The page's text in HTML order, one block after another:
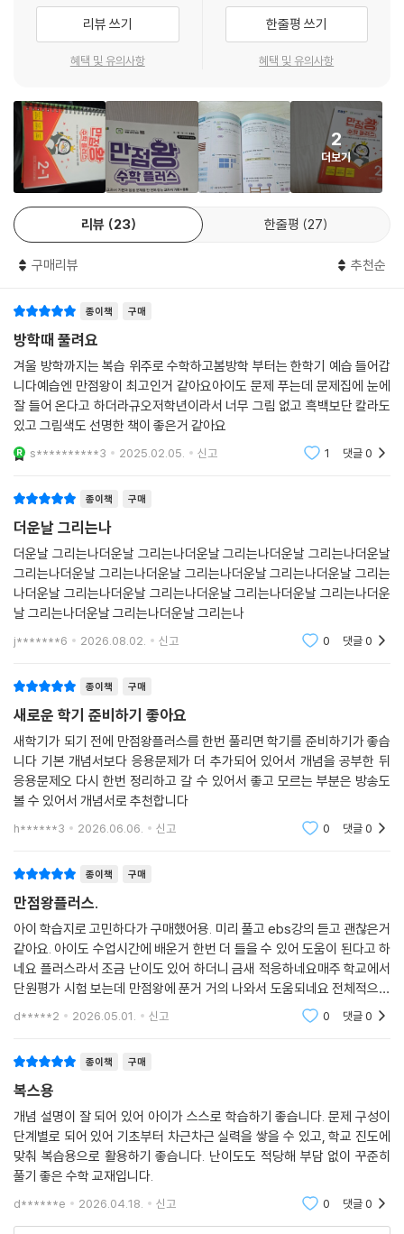
리뷰 쓰기
혜택 및 유의사항
한줄평 쓰기
혜택 및 유의사항
2
더보기
리뷰 23 한줄평 27
구매리뷰 추천순
종이책 구매
방학때 풀려요
겨울 방학까지는 복습 위주로 수학하고봄방학 부터는 한학기 예습 들어갑
니다예습엔 만점왕이 최고인거 같아요아이도 문제 푸는데 문제집에 눈에
잘 들어 온다고 하더라규오저학년이라서 너무 그림 없고 흑백보단 칼라도
있고 그림색도 선명한 책이 좋은거 같아요
s**********3 2025.02.05. 신고 1 댓글0
종이책 구매
더운날 그리는나
더운날 그리는나더운날 그리는나더운날 그리는나더운날 그리는나더운날
그리는나더운날 그리는나더운날 그리는나더운날 그리는나더운날 그리는
나더운날 그리는나더운날 그리는나더운날 그리는나더운날 그리는나더운
날 그리는나더운날 그리는나더운날 그리는나
j*******6 2026.08.02. 신고 0 댓글0
종이책 구매
새로운 학기 준비하기 좋아요
새학기가 되기 전에 만점왕플러스를 한번 풀리면 학기를 준비하기가 좋습
니다 기본 개념서보다 응용문제가 더 추가되어 있어서 개념을 공부한 뒤
응용문제오 다시 한번 정리하고 갈 수 있어서 좋고 모르는 부분은 방송도
볼 수 있어서 개념서로 추천합니다
h******3 2026.06.06. 신고 0 댓글0
종이책 구매
만점왕플러스.
아이 학습지로 고민하다가 구매했어용. 미리 풀고 ebs강의 듣고 괜찮은거
같아요. 아이도 수업시간에 배운거 한번 더 들을 수 있어 도움이 된다고 하
네요 플러스라서 조금 난이도 있어 하더니 금새 적응하네요매주 학교에서
단원평가 시험 보는데 만점왕에 푼거 거의 나와서 도움되네요 전체적으로
만족합니다.
d*****2 2026.05.01. 신고 0 댓글0
종이책 구매
복스용
개념 설명이 잘 되어 있어 아이가 스스로 학습하기 좋습니다. 문제 구성이
단계별로 되어 있어 기초부터 차근차근 실력을 쌓을 수 있고, 학교 진도에
맞춰 복습용으로 활용하기 좋습니다. 난이도도 적당해 부담 없이 꾸준히
풀기 좋은 수학 교재입니다.
d******e 2026.04.18. 신고 0 댓글0